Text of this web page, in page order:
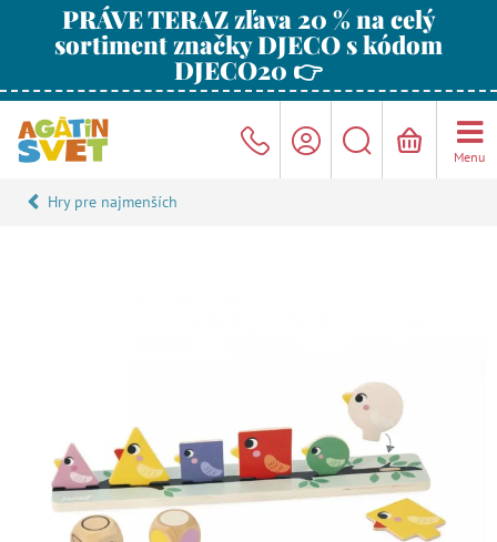
PRÁVE TERAZ zľava 20 % na celý
sortiment značky DJECO s kódom
DJECO20 👉
Menu
Hry pre najmenších